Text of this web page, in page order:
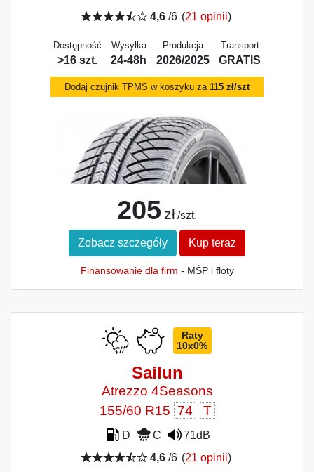
4,6/6 (21 opinii)
Dostępność
>16 szt.
Wysyłka
24-48h
Produkcja
2026/2025
Transport
GRATIS
Dodaj czujnik TPMS w koszyku za 115 zł/szt
205 zł /szt.
Zobacz szczegóły Kup teraz
Finansowanie dla firm - MŚP i floty
Raty
10x0%
Sailun
Atrezzo 4Seasons
155/60 R15 74 T
D C
71dB
4,6/6 (21 opinii)